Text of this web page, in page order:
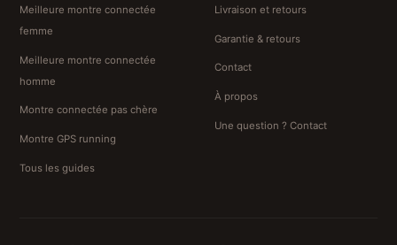
Meilleure montre connectée
femme
Meilleure montre connectée
homme
Montre connectée pas chère
Montre GPS running
Tous les guides
Livraison et retours
Garantie & retours
Contact
À propos
Une question ? Contact